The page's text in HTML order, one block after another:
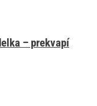
– prekvapí